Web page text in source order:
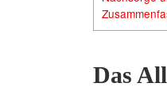
Das